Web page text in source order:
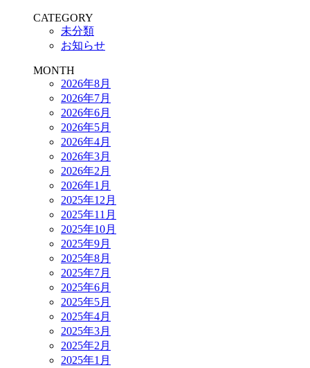
CATEGORY
未分類
お知らせ
MONTH
2026年8月
2026年7月
2026年6月
2026年5月
2026年4月
2026年3月
2026年2月
2026年1月
2025年12月
2025年11月
2025年10月
2025年9月
2025年8月
2025年7月
2025年6月
2025年5月
2025年4月
2025年3月
2025年2月
2025年1月